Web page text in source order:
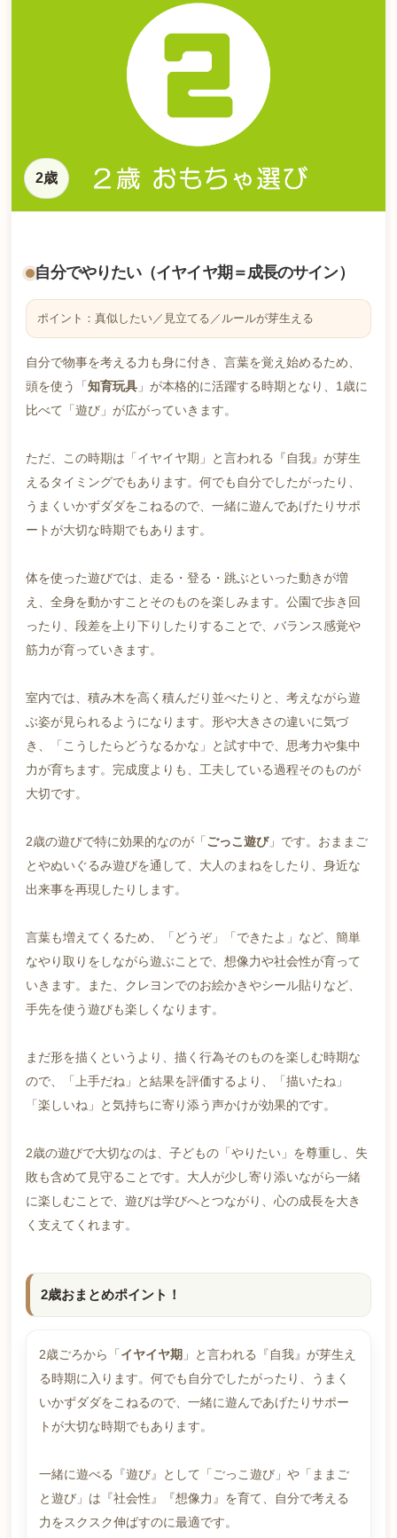
2歳
自分でやりたい（イヤイヤ期＝成長のサイン）
ポイント：真似したい／見立てる／ルールが芽生える
自分で物事を考える力も身に付き、言葉を覚え始めるため、
頭を使う「知育玩具 」が本格的に活躍する時期となり、1歳に
比べて「遊び」が広がっていきます。
ただ、この時期は「イヤイヤ期」と言われる『自我』が芽生
えるタイミングでもあります。何でも自分でしたがったり、
うまくいかずダダをこねるので、一緒に遊んであげたりサポ
ートが大切な時期でもあります。
体を使った遊びでは、走る・登る・跳ぶといった動きが増
え、全身を動かすことそのものを楽しみます。公園で歩き回
ったり、段差を上り下りしたりすることで、バランス感覚や
筋力が育っていきます。
室内では、積み木を高く積んだり並べたりと、考えながら遊
ぶ姿が見られるようになります。形や大きさの違いに気づ
き、「こうしたらどうなるかな」と試す中で、思考力や集中
力が育ちます。完成度よりも、工夫している過程そのものが
大切です。
2歳の遊びで特に効果的なのが「ごっこ遊び」です。おままご
とやぬいぐるみ遊びを通して、大人のまねをしたり、身近な
出来事を再現したりします。
言葉も増えてくるため、「どうぞ」「できたよ」など、簡単
なやり取りをしながら遊ぶことで、想像力や社会性が育って
いきます。また、クレヨンでのお絵かきやシール貼りなど、
手先を使う遊びも楽しくなります。
まだ形を描くというより、描く行為そのものを楽しむ時期な
ので、「上手だね」と結果を評価するより、「描いたね」
「楽しいね」と気持ちに寄り添う声かけが効果的です。
2歳の遊びで大切なのは、子どもの「やりたい」を尊重し、失
敗も含めて見守ることです。大人が少し寄り添いながら一緒
に楽しむことで、遊びは学びへとつながり、心の成長を大き
く支えてくれます。
2歳おまとめポイント！
2歳ごろから「イヤイヤ期 」と言われる『自我』が芽生え
る時期に入ります。何でも自分でしたがったり、うまく
いかずダダをこねるので、一緒に遊んであげたりサポー
トが大切な時期でもあります。
一緒に遊べる『遊び』として「ごっこ遊び」や「ままご
と遊び」は『社会性』『想像力』を育て、自分で考える
力をスクスク伸ばすのに最適です。